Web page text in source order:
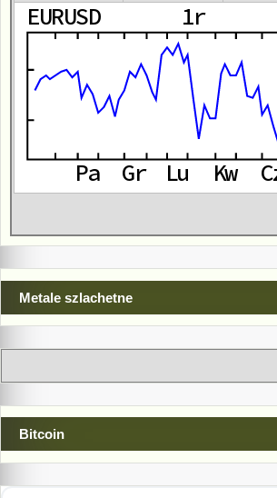
Metale szlachetne
Bitcoin